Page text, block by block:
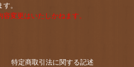
。
変更はいたしかねます。
特定商取引法に関する記述